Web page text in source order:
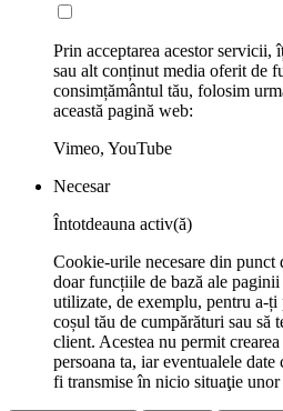
Prin acceptarea acestor servicii,
sau alt conținut media oferit de
consimțământul tău, folosim
această pagină web:
Vimeo, YouTube
Necesar
Întotdeauna activ(ă)
Cookie-urile necesare din punct
doar funcțiile de bază ale
utilizate, de exemplu, pentru a-ți
coșul tău de cumpărături sau să
client. Acestea nu permit
persoana ta, iar eventualele
fi transmise în nicio situaţie unor